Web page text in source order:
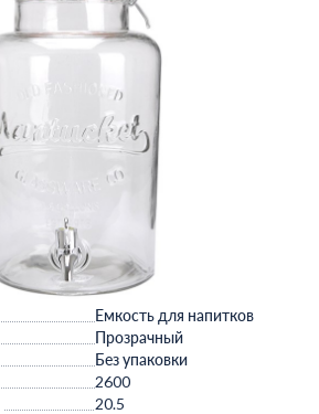
Емкость для напитков
Прозрачный
Без упаковки
2600
20.5